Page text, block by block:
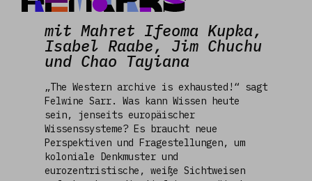
Team
Media
Kontakt
mit Mahret Ifeoma Kupka,
Isabel Raabe, Jim Chuchu
und Chao Tayiana
„The Western archive is exhausted!“ sagt
Felwine Sarr. Was kann Wissen heute
sein, jenseits europäischer
Wissenssysteme? Es braucht neue
Perspektiven und Fragestellungen, um
koloniale Denkmuster und
eurozentristische, weiße Sichtweisen